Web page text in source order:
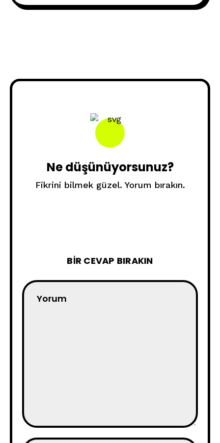
Ne düşünüyorsunuz?
Fikrini bilmek güzel. Yorum bırakın.
BIR CEVAP BIRAKIN